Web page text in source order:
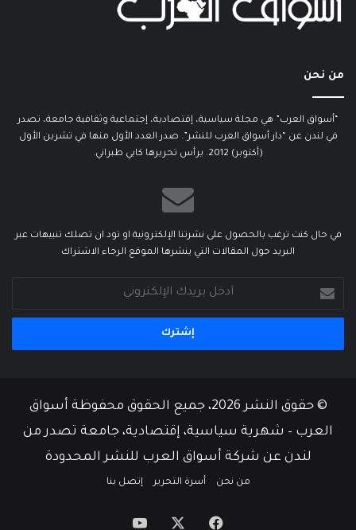
من نحن
“أسواق العرب” هي مجلة سياسية، إقتصادية، إجتماعية وثقافية جامعة، تصدر
في لندن عن “دار أسواق العرب للنشر”. صدر العدد الأول منها في تشرين الأول
(أكتوبر) 2012. يرأس تحريرها كابي طبراني.
في حال كنت ترغب بالحصول على نشرتنا الإلكترونية او تود ان تصلك تنبيهات عبر
البريد حول المقالات التي ينشرها الموقع الرجاء الاشتراك
بريدك
الإلكتروني
© حقوق النشر 2026، جميع الحقوق محفوظة أسواق
العرب – شهرية سياسية، إقتصادية، جامعة تصدر من
لندن عن شركة أسواق العرب للنشر المحدودة
من نحن أسرة التحرير إتصل بنا
فيسبوك ‫YouTube